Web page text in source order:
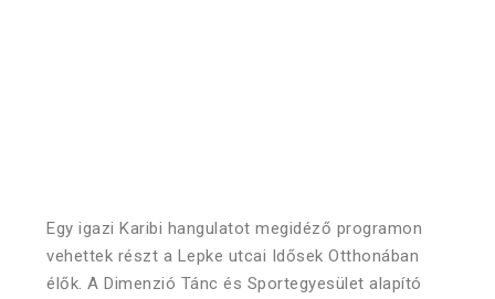
Egy igazi Karibi hangulatot megidéző programon
vehettek részt a Lepke utcai Idősek Otthonában
élők. A Dimenzió Tánc és Sportegyesület alapító